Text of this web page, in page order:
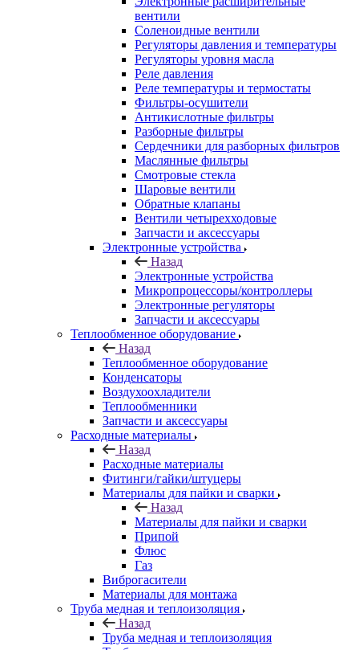
вентили
Соленоидные вентили
Регуляторы давления и температуры
Регуляторы уровня масла
Реле давления
Реле температуры и термостаты
Фильтры-осушители
Антикислотные фильтры
Разборные фильтры
Сердечники для разборных фильтров
Маслянные фильтры
Смотровые стекла
Шаровые вентили
Обратные клапаны
Вентили четырехходовые
Запчасти и аксессуары
Электронные устройства
Назад
Электронные устройства
Микропроцессоры/контроллеры
Электронные регуляторы
Запчасти и аксессуары
Теплообменное оборудование
Назад
Теплообменное оборудование
Конденсаторы
Воздухоохладители
Теплообменники
Запчасти и аксессуары
Расходные материалы
Назад
Расходные материалы
Фитинги/гайки/штуцеры
Материалы для пайки и сварки
Назад
Материалы для пайки и сварки
Припой
Флюс
Газ
Виброгасители
Материалы для монтажа
Труба медная и теплоизоляция
Назад
Труба медная и теплоизоляция